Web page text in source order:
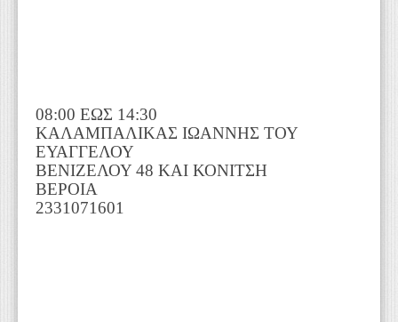
08:00 ΕΩΣ 14:30
ΚΑΛΑΜΠΑΛΙΚΑΣ ΙΩΑΝΝΗΣ ΤΟΥ
ΕΥΑΓΓΕΛΟΥ
ΒΕΝΙΖΕΛΟΥ 48 ΚΑΙ ΚΟΝΙΤΣΗ
ΒΕΡΟΙΑ
2331071601